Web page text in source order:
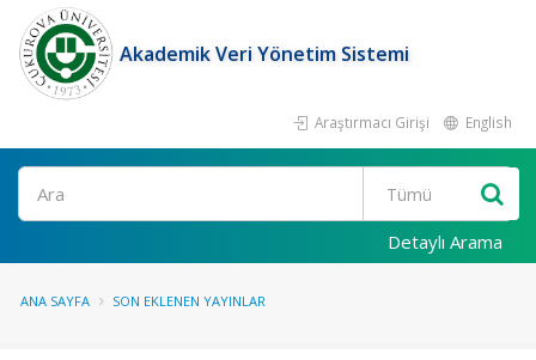
Akademik Veri Yönetim Sistemi
Araştırmacı Girişi English
Ara
Detaylı Arama
ANA SAYFA SON EKLENEN YAYINLAR